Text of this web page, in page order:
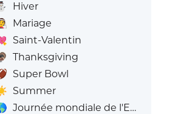
Hiver
Mariage
Saint-Valentin
Thanksgiving
Super Bowl
Summer
Journée mondiale de l'Emoji